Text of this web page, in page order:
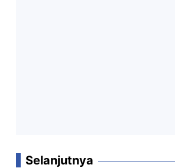
Selanjutnya